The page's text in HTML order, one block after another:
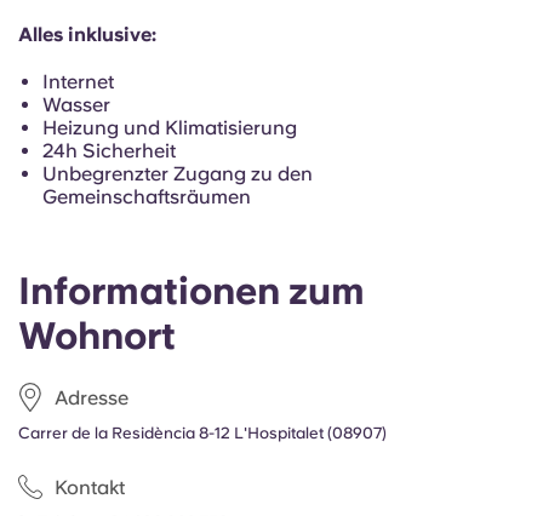
Informationen zum
Wohnort
Adresse
Carrer de la Residència 8-12 L'Hospitalet (08907)
Kontakt
Alles inklusive:
Internet
Wasser
Heizung und Klimatisierung
24h Sicherheit
Unbegrenzter Zugang zu den
Gemeinschaftsräumen